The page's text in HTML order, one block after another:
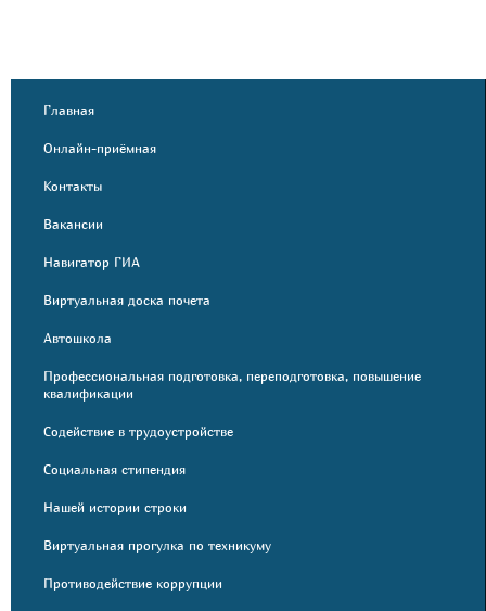
Главная
Онлайн-приёмная
Контакты
Вакансии
Навигатор ГИА
Виртуальная доска почета
Автошкола
Профессиональная подготовка, переподготовка, повышение
квалификации
Содействие в трудоустройстве
Социальная стипендия
Нашей истории строки
Виртуальная прогулка по техникуму
Противодействие коррупции